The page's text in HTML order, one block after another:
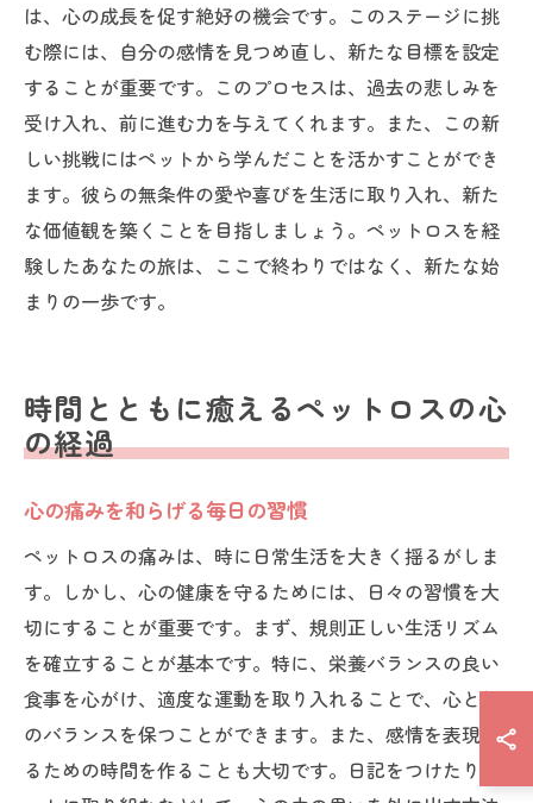
は、心の成長を促す絶好の機会です。このステージに挑
む際には、自分の感情を見つめ直し、新たな目標を設定
することが重要です。このプロセスは、過去の悲しみを
受け入れ、前に進む力を与えてくれます。また、この新
しい挑戦にはペットから学んだことを活かすことができ
ます。彼らの無条件の愛や喜びを生活に取り入れ、新た
な価値観を築くことを目指しましょう。ペットロスを経
験したあなたの旅は、ここで終わりではなく、新たな始
まりの一歩です。
時間とともに癒えるペットロスの心
の経過
心の痛みを和らげる毎日の習慣
ペットロスの痛みは、時に日常生活を大きく揺るがしま
す。しかし、心の健康を守るためには、日々の習慣を大
切にすることが重要です。まず、規則正しい生活リズム
を確立することが基本です。特に、栄養バランスの良い
食事を心がけ、適度な運動を取り入れることで、心と体
のバランスを保つことができます。また、感情を表現す
るための時間を作ることも大切です。日記をつけたりア